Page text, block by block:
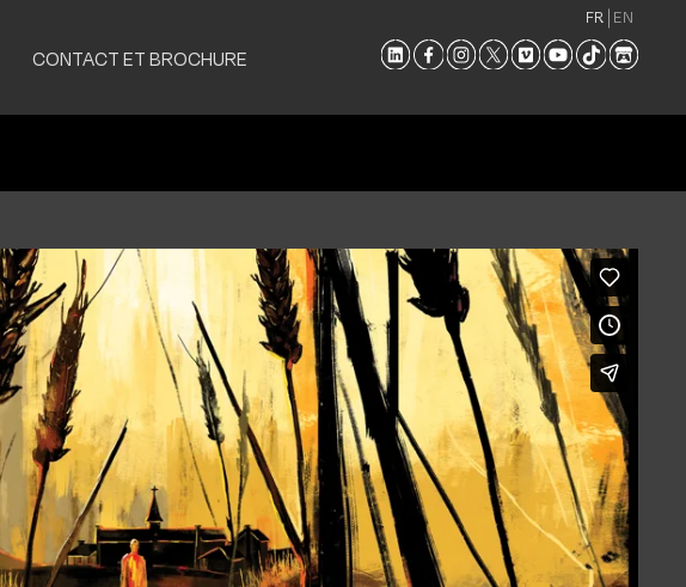
FR EN
CONTACT ET BROCHURE